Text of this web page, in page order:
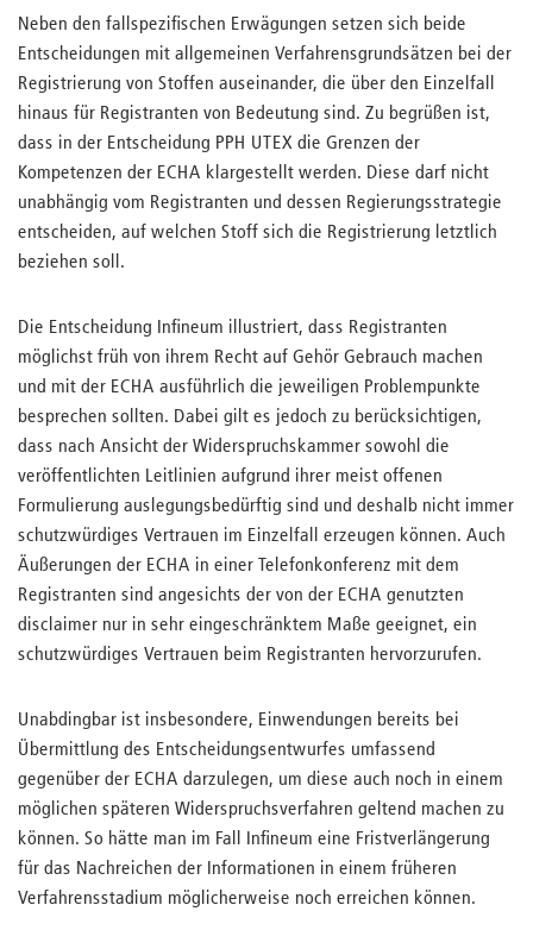
Neben den fallspezifischen Erwägungen setzen sich beide
Entscheidungen mit allgemeinen Verfahrensgrundsätzen bei der
Registrierung von Stoffen auseinander, die über den Einzelfall
hinaus für Registranten von Bedeutung sind. Zu begrüßen ist,
dass in der Entscheidung PPH UTEX die Grenzen der
Kompetenzen der ECHA klargestellt werden. Diese darf nicht
unabhängig vom Registranten und dessen Regierungsstrategie
entscheiden, auf welchen Stoff sich die Registrierung letztlich
beziehen soll.
Die Entscheidung Infineum illustriert, dass Registranten
möglichst früh von ihrem Recht auf Gehör Gebrauch machen
und mit der ECHA ausführlich die jeweiligen Problempunkte
besprechen sollten. Dabei gilt es jedoch zu berücksichtigen,
dass nach Ansicht der Widerspruchskammer sowohl die
veröffentlichten Leitlinien aufgrund ihrer meist offenen
Formulierung auslegungsbedürftig sind und deshalb nicht immer
schutzwürdiges Vertrauen im Einzelfall erzeugen können. Auch
Äußerungen der ECHA in einer Telefonkonferenz mit dem
Registranten sind angesichts der von der ECHA genutzten
disclaimer nur in sehr eingeschränktem Maße geeignet, ein
schutzwürdiges Vertrauen beim Registranten hervorzurufen.
Unabdingbar ist insbesondere, Einwendungen bereits bei
Übermittlung des Entscheidungsentwurfes umfassend
gegenüber der ECHA darzulegen, um diese auch noch in einem
möglichen späteren Widerspruchsverfahren geltend machen zu
können. So hätte man im Fall Infineum eine Fristverlängerung
für das Nachreichen der Informationen in einem früheren
Verfahrensstadium möglicherweise noch erreichen können.